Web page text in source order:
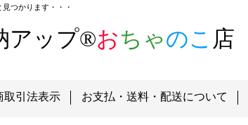
つかります・・・
アップ®おちゃのこ 店
取引法表示 お支払・送料・配送について